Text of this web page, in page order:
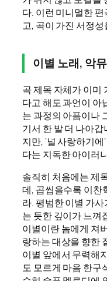
다. 이런 미니멀한
고, 곡이 가진 서정
이별 노래, 악
곡 제목 자체가 이미
다고 해도 과언이 아
는 과정의 아픔이나
기서 한 발 더 나아갑
지만, ‘널 사랑하기
다는 지독한 아이러
솔직히 처음에는 제
데, 곱씹을수록 이찬
라. 평범한 이별 가
는 듯한 깊이가 느껴
이별이란 놈에게 져
랑하는 대상을 향한
이별 앞에서 무력해
도 모르게 마음 한구